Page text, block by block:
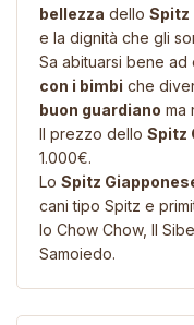
bellezza dello Spitz
e la dignità che gli
Sa abituarsi bene ad
con i bimbi che
buon guardiano ma
Il prezzo dello Spitz
1.000€.
Lo Spitz
cani tipo Spitz e
lo Chow Chow, Il
Samoiedo.